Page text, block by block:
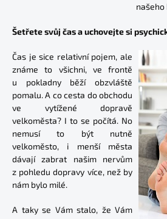
našeho
Šetřete svůj čas a uchovejte si
Čas je sice relativní pojem, ale
známe to všichni, ve frontě
u pokladny běží obzvláště
pomalu. A co cesta do obchodu
ve vytížené dopravě
velkoměsta? I to se počítá. No
nemusí to být nutně
velkoměsto, i menší města
dávají zabrat našim nervům
z pohledu dopravy více, než by
nám bylo milé.
A taky se Vám stalo, že Vám